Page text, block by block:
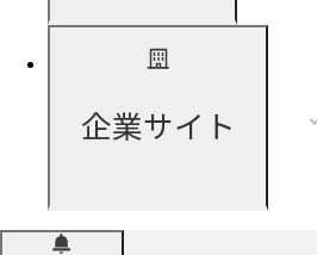
企業サイト